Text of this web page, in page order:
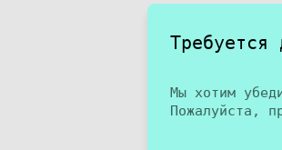
Требуется
Мы хотим
Пожалуйста,